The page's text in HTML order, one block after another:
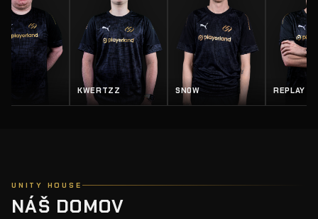
SN0W REPLAY SALTY
UNITY HOUSE
NÁŠ DOMOV